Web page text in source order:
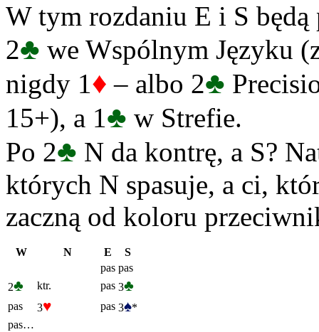
W tym rozdaniu E i S będą
2♣ we Wspólnym Języku
nigdy 1♦ – albo 2♣
15+), a 1♣ w Strefie.
Po 2♣ N da kontrę, a S?
których N spasuje, a ci,
zaczną od koloru
W N E
S
pas pas
2♣ ktr. pas 3♣
pas 3♥ pas 3♠*
pas…